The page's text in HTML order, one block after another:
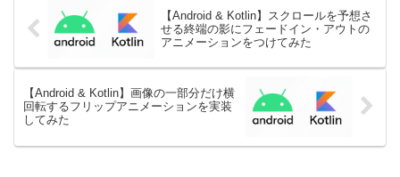
【Android & Kotlin】スクロールを予想さ
せる終端の影にフェードイン・アウトの
アニメーションをつけてみた
【Android & Kotlin】画像の一部分だけ横
回転するフリップアニメーションを実装
してみた